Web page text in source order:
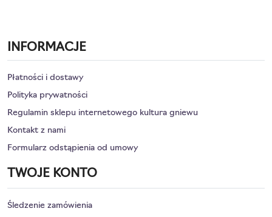
INFORMACJE
Płatności i dostawy
Polityka prywatności
Regulamin sklepu internetowego kultura gniewu
Kontakt z nami
Formularz odstąpienia od umowy
TWOJE KONTO
Śledzenie zamówienia